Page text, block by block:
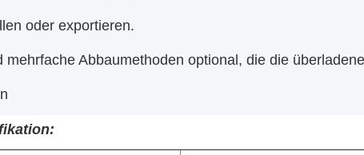
oder exportieren.
mehrfache Abbaumethoden optional, die die